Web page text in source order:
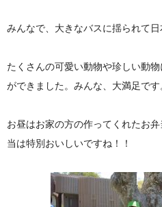
みんなで、大きなバスに揺られて日
たくさんの可愛い動物や珍しい動
ができました。みんな、大満足です
お昼はお家の方の作ってくれたお
当は特別おいしいですね！！